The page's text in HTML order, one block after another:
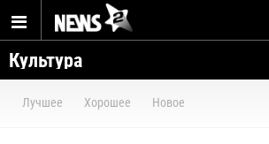
Культура
Лучшее Хорошее Новое